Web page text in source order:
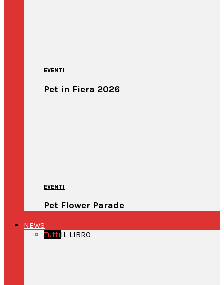
EVENTI
Pet in Fiera 2026
EVENTI
Pet Flower Parade
NEWS
TuttiIL LIBRO